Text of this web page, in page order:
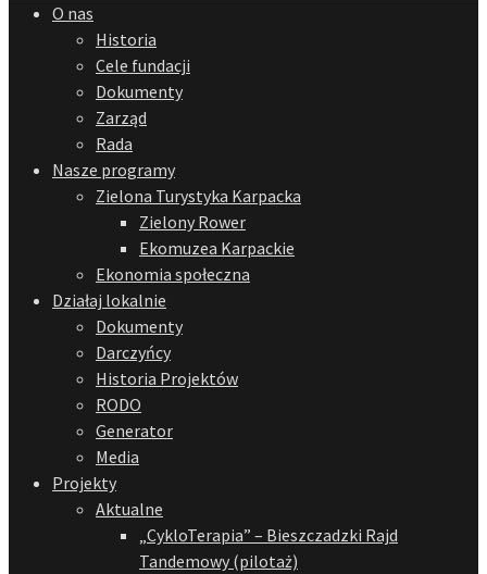
O nas
Historia
Cele fundacji
Dokumenty
Zarząd
Rada
Nasze programy
Zielona Turystyka Karpacka
Zielony Rower
Ekomuzea Karpackie
Ekonomia społeczna
Działaj lokalnie
Dokumenty
Darczyńcy
Historia Projektów
RODO
Generator
Media
Projekty
Aktualne
„CykloTerapia” – Bieszczadzki Rajd
Tandemowy (pilotaż)